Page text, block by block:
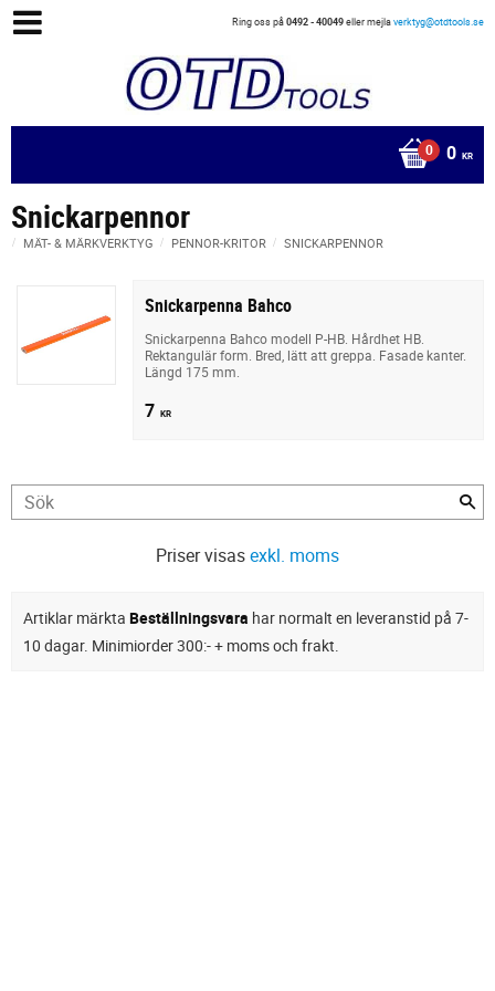
Ring oss på0492 - 40049eller mejlaverktyg@otdtools.se
0 KR
Snickarpennor
MÄT- & MÄRKVERKTYG PENNOR-KRITOR SNICKARPENNOR
Snickarpenna Bahco
Snickarpenna Bahco modell P-HB. Hårdhet HB.
Rektangulär form. Bred, lätt att greppa. Fasade kanter.
Längd 175 mm.
7 KR
Priser visasexkl. moms
Artiklar märkta Beställningsvara har normalt en leveranstid på 7-
10 dagar. Minimiorder 300:- + moms och frakt.